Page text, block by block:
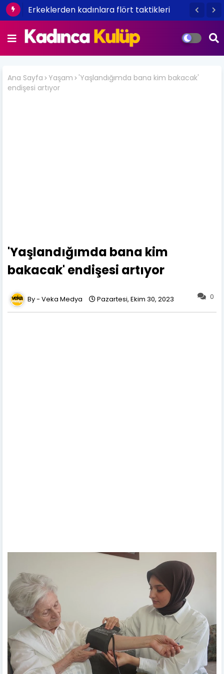
Erkeklerden kadınlara flört taktikleri
Ana Sayfa Yaşam
'Yaşlandığımda bana kim bakacak'
endişesi artıyor
'Yaşlandığımda bana kim
bakacak' endişesi artıyor
0
Veka Medya Pazartesi, Ekim 30, 2023